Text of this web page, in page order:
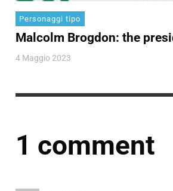
Personaggi tipo
Malcolm Brogdon: the
4 Maggio 2023
1 comment